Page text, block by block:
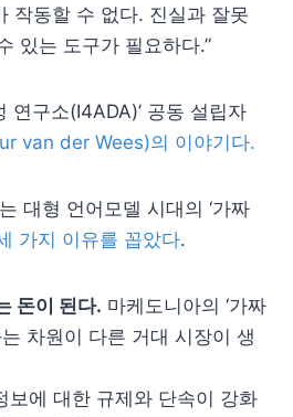
작동할 수 없다. 진실과 잘못
있는 도구가 필요하다.”
연구소(I4ADA)’ 공동 설립자
van der Wees)의 이야기다.
대형 언어모델 시대의 ‘가짜
가지 이유를 꼽았다.
돈이 된다. 마케도니아의 ‘가짜
는 차원이 다른 거대 시장이 생
보에 대한 규제와 단속이 강화